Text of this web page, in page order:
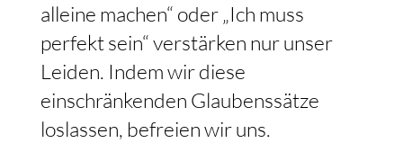
alleine machen“ oder „Ich muss
perfekt sein“ verstärken nur unser
Leiden. Indem wir diese
einschränkenden Glaubenssätze
loslassen, befreien wir uns.